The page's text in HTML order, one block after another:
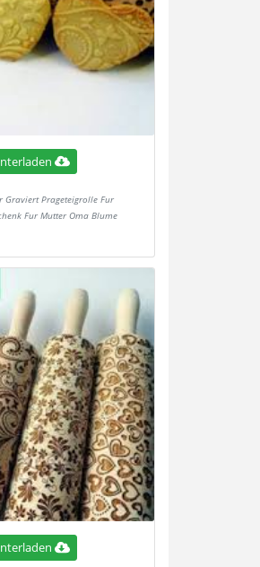
Graviert Prageteigrolle Fur
Fur Mutter Oma Blume